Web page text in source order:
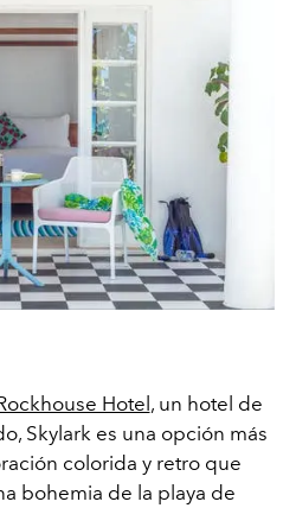
Hotel, un hotel de
Skylark es una opción más
colorida y retro que
bohemia de la playa de